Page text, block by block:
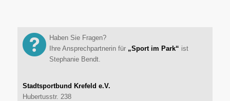
Haben Sie Fragen?
Ihre Ansprechpartnerin für „Sport im Park“ ist
Stephanie Bendt.
Stadtsportbund Krefeld e.V.
Hubertusstr. 238